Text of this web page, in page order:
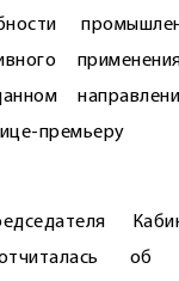
премьеру
об